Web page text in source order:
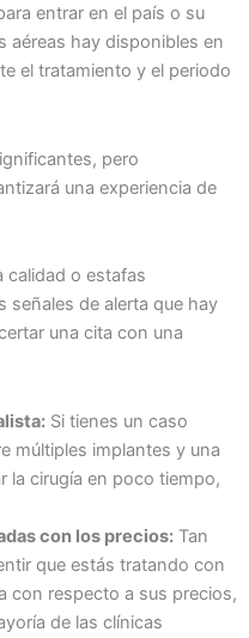
entrar en el país o su
aéreas hay disponibles en
el tratamiento y el periodo
pero
una experiencia de
calidad o estafas
señales de alerta que hay
una cita con una
Si tienes un caso
múltiples implantes y una
la cirugía en poco tiempo,
con los precios:Tan
que estás tratando con
con respecto a sus precios,
de las clínicas